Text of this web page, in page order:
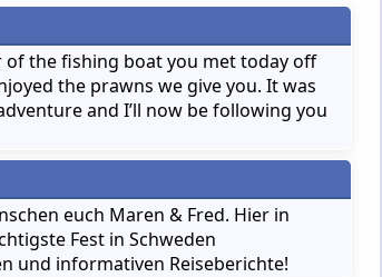
of the fishing boat you met today off
the prawns we give you. It was
and I’ll now be following you
euch Maren & Fred. Hier in
Fest in Schweden
und informativen Reiseberichte!